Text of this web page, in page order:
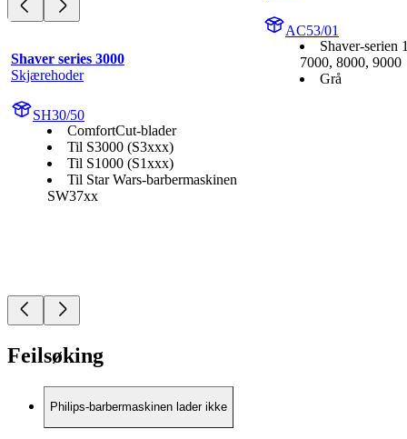
Shaver series 3000
Skjærehoder
SH30/50
ComfortCut-blader
Til S3000 (S3xxx)
Til S1000 (S1xxx)
Til Star Wars-barbermaskinen
SW37xx
AC53/01
Shaver-serien
7000, 8000, 9000
Grå
Feilsøking
Philips-barbermaskinen lader ikke